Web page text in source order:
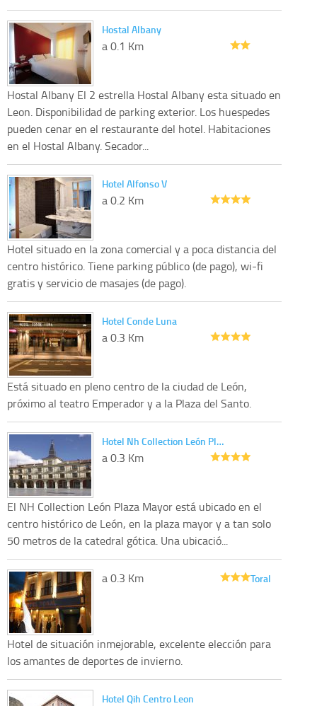
Hostal Albany
a 0.1 Km
Hostal Albany El 2 estrella Hostal Albany esta situado en
Leon. Disponibilidad de parking exterior. Los huespedes
pueden cenar en el restaurante del hotel. Habitaciones
en el Hostal Albany. Secador...
Hotel Alfonso V
a 0.2 Km
Hotel situado en la zona comercial y a poca distancia del
centro histórico. Tiene parking público (de pago), wi-fi
gratis y servicio de masajes (de pago).
Hotel Conde Luna
a 0.3 Km
Está situado en pleno centro de la ciudad de León,
próximo al teatro Emperador y a la Plaza del Santo.
Hotel Nh Collection León Pl…
a 0.3 Km
El NH Collection León Plaza Mayor está ubicado en el
centro histórico de León, en la plaza mayor y a tan solo
50 metros de la catedral gótica. Una ubicació...
Toral
a 0.3 Km
Hotel de situación inmejorable, excelente elección para
los amantes de deportes de invierno.
Hotel Qih Centro Leon